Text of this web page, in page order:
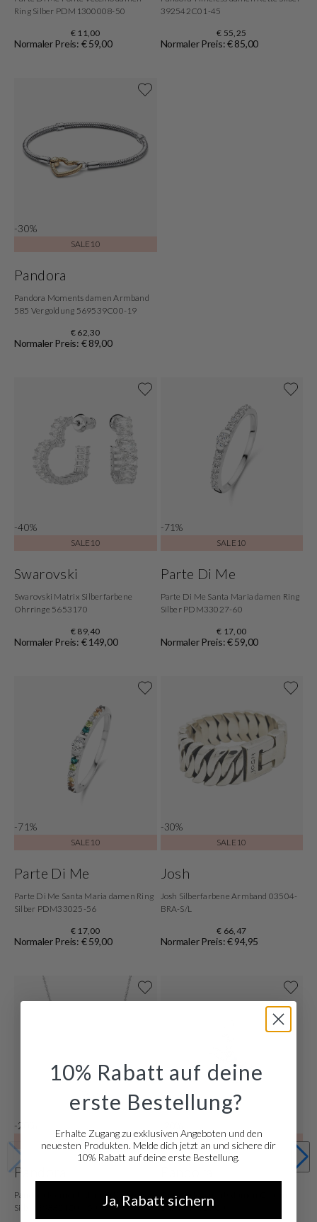
Ring Silber PDM1300008-50
€ 11,00
Normaler Preis: € 59,00
392542C01-45
€ 55,25
Normaler Preis: € 85,00
-30%
SALE10
Pandora
Pandora Moments damen Armband
585 Vergoldung 569539C00-19
€ 62,30
Normaler Preis: € 89,00
-40%
SALE10
Swarovski
Swarovski Matrix Silberfarbene
Ohrringe 5653170
€ 89,40
Normaler Preis: € 149,00
-71%
SALE10
Parte Di Me
Parte Di Me Santa Maria damen Ring
Silber PDM33027-60
€ 17,00
Normaler Preis: € 59,00
-71%
SALE10
Parte Di Me
Parte Di Me Santa Maria damen Ring
Silber PDM33025-56
€ 17,00
Normaler Preis: € 59,00
-30%
SALE10
Josh
Josh Silberfarbene Armband 03504-
BRA-S/L
€ 66,47
Normaler Preis: € 94,95
-20%
SALE10
Pandora
Pandora Moments damen Kette
Silber 398821C01-50
SALE10
Pandora Moments damen Charm
Silber 790757C01
10% Rabatt auf deine
erste Bestellung?
Erhalte Zugang zu exklusiven Angeboten und den
neuesten Produkten. Melde dich jetzt an und sichere dir
10% Rabatt auf deine erste Bestellung.
Ja, Rabatt sichern